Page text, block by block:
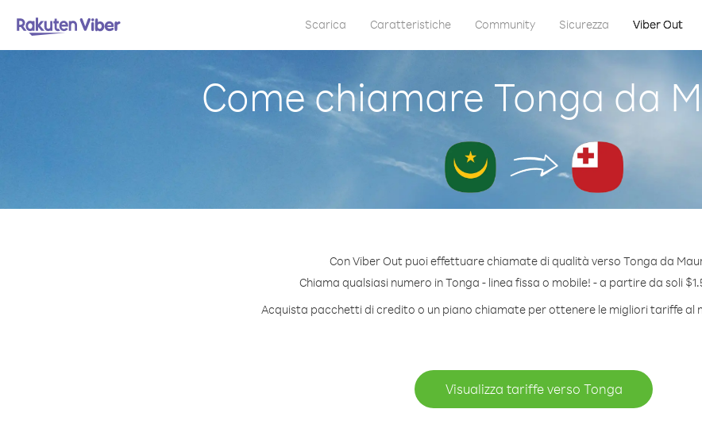
Scarica Caratteristiche Community Sicurezza Viber Out
Come chiamare Tonga da
Con Viber Out puoi effettuare chiamate di qualità verso Tonga da
Chiama qualsiasi numero in Tonga - linea fissa o mobile! - a partire da soli
Acquista pacchetti di credito o un piano chiamate per ottenere le migliori tariffe al
Visualizza tariffe verso Tonga